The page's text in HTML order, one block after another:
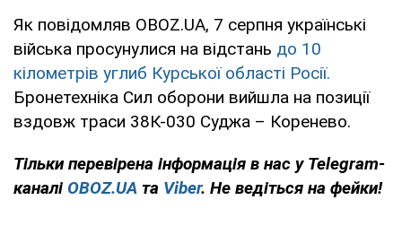
Як повідомляв OBOZ.UA, 7 серпня українські
війська просунулися на відстань до 10
кілометрів углиб Курської області Росії.
Бронетехніка Сил оборони вийшла на позиції
вздовж траси 38К-030 Суджа – Коренево.
Тільки перевірена інформація в нас у Telegram-
каналі OBOZ.UA та Viber. Не ведіться на фейки!